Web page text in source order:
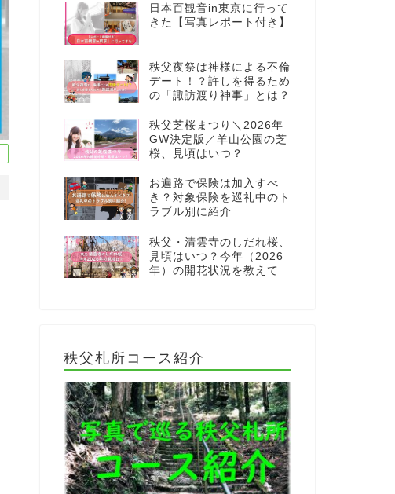
日本百観音in東京に行って
きた【写真レポート付き】
秩父夜祭は神様による不倫
デート！？許しを得るため
の「諏訪渡り神事」とは？
秩父芝桜まつり＼2026年
GW決定版／羊山公園の芝
桜、見頃はいつ？
お遍路で保険は加入すべ
き？対象保険を巡礼中のト
ラブル別に紹介
秩父・清雲寺のしだれ桜、
見頃はいつ？今年（2026
年）の開花状況を教えて
秩父札所コース紹介